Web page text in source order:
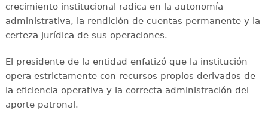
crecimiento institucional radica en la autonomía
administrativa, la rendición de cuentas permanente y la
certeza jurídica de sus operaciones.
El presidente de la entidad enfatizó que la institución
opera estrictamente con recursos propios derivados de
la eficiencia operativa y la correcta administración del
aporte patronal.